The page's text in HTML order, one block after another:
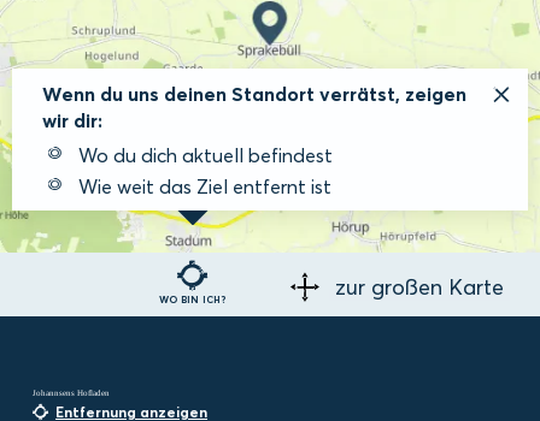
WO BIN ICH?
Wenn du uns deinen Standort verrätst, zeigen
wir dir:
Wo du dich aktuell befindest
Wie weit das Ziel entfernt ist
zur großen Karte
Johannsens Hofladen
Entfernung anzeigen